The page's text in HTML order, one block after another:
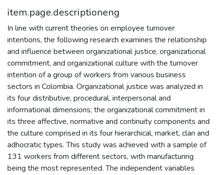
item.page.descriptioneng
In line with current theories on employee turnover
intentions, the following research examines the relationship
and influence between organizational justice, organizational
commitment, and organizational culture with the turnover
intention of a group of workers from various business
sectors in Colombia. Organizational justice was analyzed in
its four distributive, procedural, interpersonal and
informational dimensions; the organizational commitment in
its three affective, normative and continuity components and
the culture comprised in its four hierarchical, market, clan and
adhocratic types. This study was achieved with a sample of
131 workers from different sectors, with manufacturing
being the most represented. The independent variables